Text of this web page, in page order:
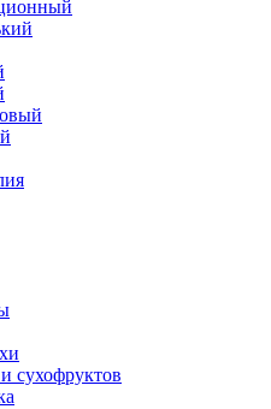
сухофруктов